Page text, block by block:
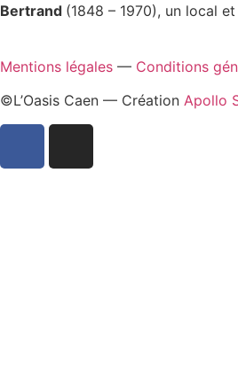
Bertrand (1848 – 1970), un local
Mentions légales — Conditions
©L’Oasis Caen — Création Apollo